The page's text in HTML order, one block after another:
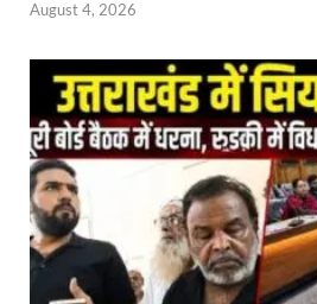
August 4, 2026